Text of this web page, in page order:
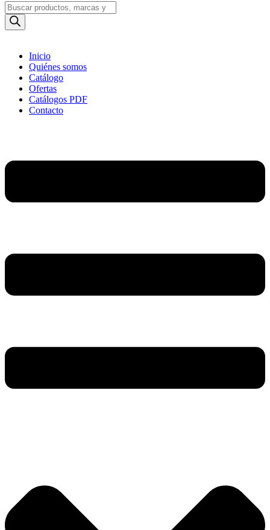
Búsqueda
de
productos
Inicio
Quiénes somos
Catálogo
Ofertas
Catálogos PDF
Contacto